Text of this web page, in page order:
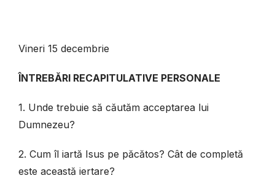
Vineri 15 decembrie
ÎNTREBĂRI RECAPITULATIVE PERSONALE
1. Unde trebuie să căutăm acceptarea lui
Dumnezeu?
2. Cum îl iartă Isus pe păcătos? Cât de completă
este această iertare?